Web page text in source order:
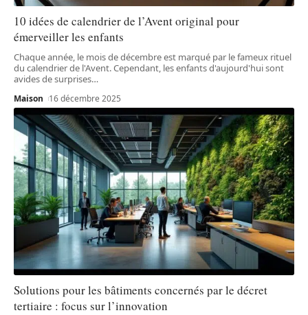
10 idées de calendrier de l’Avent original pour
émerveiller les enfants
Chaque année, le mois de décembre est marqué par le fameux rituel
du calendrier de l'Avent. Cependant, les enfants d'aujourd'hui sont
avides de surprises…
Maison 16 décembre 2025
Solutions pour les bâtiments concernés par le décret
tertiaire : focus sur l’innovation